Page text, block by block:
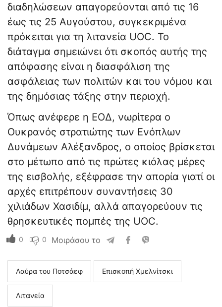
διαδηλώσεων απαγορεύονται από τις 16
έως τις 25 Αυγούστου, συγκεκριμένα
πρόκειται για τη λιτανεία UOC. Το
διάταγμα σημειώνει ότι σκοπός αυτής της
απόφασης είναι η διασφάλιση της
ασφάλειας των πολιτών και του νόμου και
της δημόσιας τάξης στην περιοχή.
Όπως ανέφερε η ΕΟΔ, νωρίτερα ο
Ουκρανός στρατιώτης των Ενόπλων
Δυνάμεων Αλέξανδρος, ο οποίος βρίσκεται
στο μέτωπο από τις πρώτες κιόλας μέρες
της εισβολής, εξέφρασε την απορία γιατί οι
αρχές επιτρέπουν συναντήσεις 30
χιλιάδων Χασιδίμ, αλλά απαγορεύουν τις
θρησκευτικές πομπές της UOC.
0 0 Μοιράσου το
Λαύρα του Ποτσάεφ Επισκοπή Χμελνίτσκι
Λιτανεία